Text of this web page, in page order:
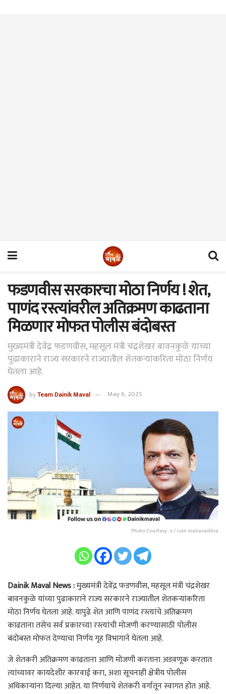
फडणवीस सरकारचा मोठा निर्णय ! शेत,
पाणंद रस्त्यांवरील अतिक्रमण काढताना
मिळणार मोफत पोलीस बंदोबस्त
मुख्यमंत्री देवेंद्र फडणवीस, महसूल मंत्री चंद्रशेखर बावनकुळे यांच्या
पुढाकाराने राज्य सरकारने राज्यातील शेतकऱ्यांकरिता मोठा निर्णय
घेतला आहे.
byTeam Dainik Maval May 6, 2025
Photo Courtesy : x / com maharashtra
Dainik Maval News :मुख्यमंत्री देवेंद्र फडणवीस, महसूल मंत्री चंद्रशेखर
बावनकुळे यांच्या पुढाकाराने राज्य सरकारने राज्यातील शेतकऱ्यांकरिता
मोठा निर्णय घेतला आहे. यापुढे शेत आणि पाणंद रस्त्यांचे अतिक्रमण
काढताना तसेच सर्व प्रकारच्या रस्त्यांची मोजणी करण्यासाठी पोलीस
बंदोबस्त मोफत देण्याचा निर्णय गृह विभागाने घेतला आहे.
जे शेतकरी अतिक्रमण काढताना आणि मोजणी करताना अडवणूक करतात
त्यांच्यावर कायदेशीर कारवाई करा, अशा सूचनाही क्षेत्रीय पोलीस
अधिकाऱ्यांना दिल्या आहेत. या निर्णयाचे शेतकरी वर्गातून स्वागत होत आहे.